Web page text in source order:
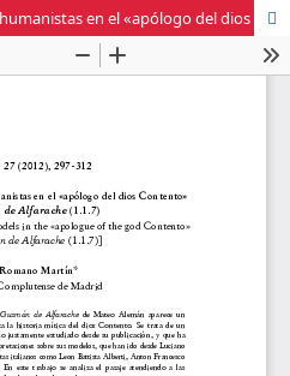
Motivos clásicos y modelos humanistas en el «apólogo del dios Contento» del Guzmán de Alfarache (1.1.7)